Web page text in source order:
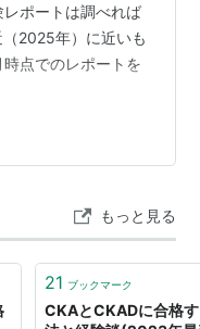
ポートは調べれば
2025年）に近いも
点でのレポートを
もっと見る
21 ブックマーク
CKAとCKADに合格